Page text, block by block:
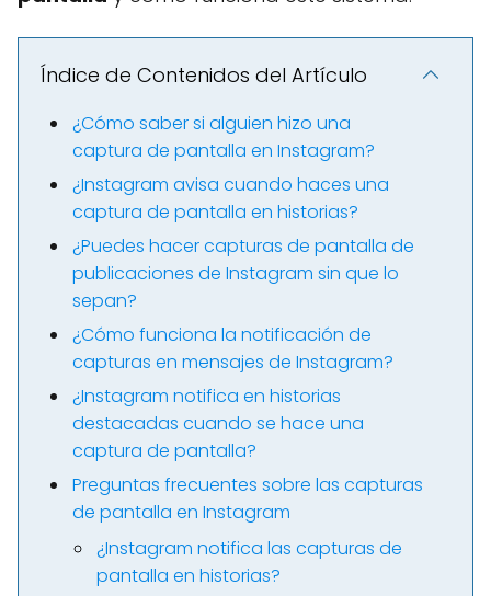
Índice de Contenidos del Artículo
¿Cómo saber si alguien hizo una
captura de pantalla en Instagram?
¿Instagram avisa cuando haces una
captura de pantalla en historias?
¿Puedes hacer capturas de pantalla de
publicaciones de Instagram sin que lo
sepan?
¿Cómo funciona la notificación de
capturas en mensajes de Instagram?
¿Instagram notifica en historias
destacadas cuando se hace una
captura de pantalla?
Preguntas frecuentes sobre las capturas
de pantalla en Instagram
¿Instagram notifica las capturas de
pantalla en historias?